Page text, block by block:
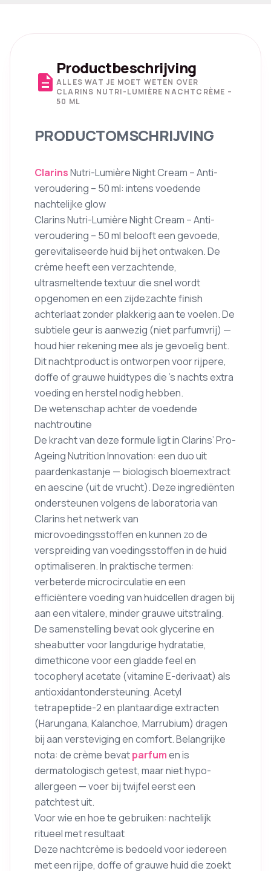
description
Productbeschrijving
ALLES WAT JE MOET WETEN OVER
CLARINS NUTRI-LUMIÈRE NACHTCRÈME –
50 ML
PRODUCTOMSCHRIJVING
ClarinsNutri-Lumière Night Cream – Anti-
veroudering – 50 ml: intens voedende
nachtelijke glow
Clarins Nutri-Lumière Night Cream – Anti-
veroudering – 50 ml belooft een gevoede,
gerevitaliseerde huid bij het ontwaken. De
crème heeft een verzachtende,
ultrasmeltende textuur die snel wordt
opgenomen en een zijdezachte finish
achterlaat zonder plakkerig aan te voelen. De
subtiele geur is aanwezig (niet parfumvrij) —
houd hier rekening mee als je gevoelig bent.
Dit nachtproduct is ontworpen voor rijpere,
doffe of grauwe huidtypes die ’s nachts extra
voeding en herstel nodig hebben.
De wetenschap achter de voedende
nachtroutine
De kracht van deze formule ligt in Clarins’ Pro-
Ageing Nutrition Innovation: een duo uit
paardenkastanje — biologisch bloemextract
en aescine (uit de vrucht). Deze ingrediënten
ondersteunen volgens de laboratoria van
Clarins het netwerk van
microvoedingsstoffen en kunnen zo de
verspreiding van voedingsstoffen in de huid
optimaliseren. In praktische termen:
verbeterde microcirculatie en een
efficiëntere voeding van huidcellen dragen bij
aan een vitalere, minder grauwe uitstraling.
De samenstelling bevat ook glycerine en
sheabutter voor langdurige hydratatie,
dimethicone voor een gladde feel en
tocopheryl acetate (vitamine E-derivaat) als
antioxidantondersteuning. Acetyl
tetrapeptide-2 en plantaardige extracten
(Harungana, Kalanchoe, Marrubium) dragen
bij aan versteviging en comfort. Belangrijke
nota: de crème bevatparfumen is
dermatologisch getest, maar niet hypo-
allergeen — voer bij twijfel eerst een
patchtest uit.
Voor wie en hoe te gebruiken: nachtelijk
ritueel met resultaat
Deze nachtcrème is bedoeld voor iedereen
met een rijpe, doffe of grauwe huid die zoekt